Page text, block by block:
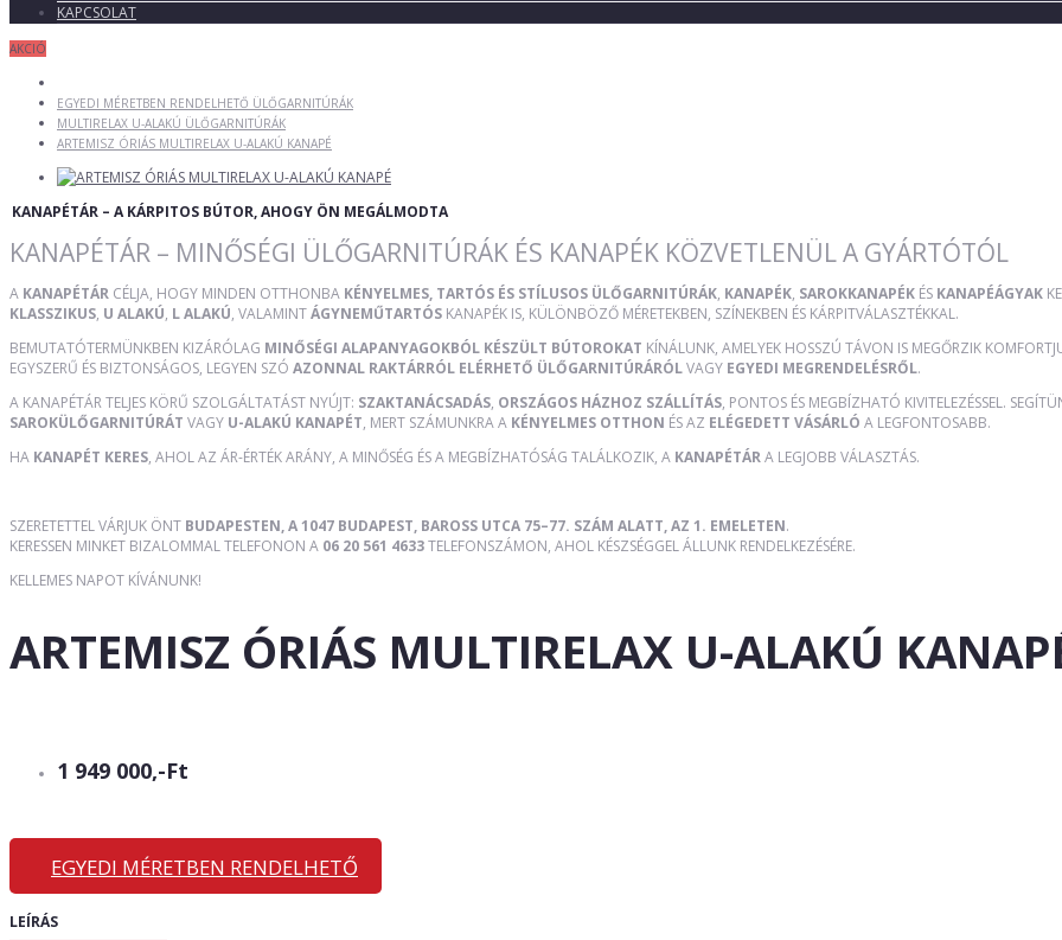
KAPCSOLAT
AKCIÓ
EGYEDI MÉRETBEN RENDELHETŐ ÜLŐGARNITÚRÁK
MULTIRELAX U-ALAKÚ ÜLŐGARNITÚRÁK
ARTEMISZ ÓRIÁS MULTIRELAX U-ALAKÚ KANAPÉ
KANAPÉTÁR – A KÁRPITOS BÚTOR, AHOGY ÖN MEGÁLMODTA
KANAPÉTÁR – MINŐSÉGI ÜLŐGARNITÚRÁK ÉS KANAPÉK KÖZVETLENÜL A GYÁRTÓTÓL
A KANAPÉTÁR CÉLJA, HOGY MINDEN OTTHONBA KÉNYELMES, TARTÓS ÉS STÍLUSOS ÜLŐGARNITÚRÁK, KANAPÉK, SAROKKANAPÉK ÉS KANAPÉÁGYAK
KLASSZIKUS, U ALAKÚ, L ALAKÚ, VALAMINTÁGYNEMŰTARTÓS KANAPÉK IS, KÜLÖNBÖZŐ MÉRETEKBEN, SZÍNEKBEN ÉS KÁRPITVÁLASZTÉKKAL.
BEMUTATÓTERMÜNKBEN KIZÁRÓLAG MINŐSÉGI ALAPANYAGOKBÓL KÉSZÜLT BÚTOROKAT KÍNÁLUNK, AMELYEK HOSSZÚ TÁVON IS MEGŐRZIK
EGYSZERŰ ÉS BIZTONSÁGOS, LEGYEN SZÓ AZONNAL RAKTÁRRÓL ELÉRHETŐ ÜLŐGARNITÚRÁRÓLVAGY EGYEDI MEGRENDELÉSRŐL.
A KANAPÉTÁR TELJES KÖRŰ SZOLGÁLTATÁST NYÚJT: SZAKTANÁCSADÁS, ORSZÁGOS HÁZHOZ SZÁLLÍTÁS, PONTOS ÉS MEGBÍZHATÓ KIVITELEZÉSSEL.
SAROKÜLŐGARNITÚRÁT VAGY U-ALAKÚ KANAPÉT, MERT SZÁMUNKRA A KÉNYELMES OTTHON ÉS AZ ELÉGEDETT VÁSÁRLÓ A LEGFONTOSABB.
HA KANAPÉT KERES, AHOL AZ ÁR-ÉRTÉK ARÁNY, A MINŐSÉG ÉS A MEGBÍZHATÓSÁG TALÁLKOZIK, A KANAPÉTÁRA LEGJOBB VÁLASZTÁS.
SZERETETTEL VÁRJUK ÖNT BUDAPESTEN, A 1047 BUDAPEST, BAROSS UTCA 75–77. SZÁM ALATT, AZ 1. EMELETEN.
KERESSEN MINKET BIZALOMMAL TELEFONON A 06 20 561 4633TELEFONSZÁMON, AHOL KÉSZSÉGGEL ÁLLUNK RENDELKEZÉSÉRE.
KELLEMES NAPOT KÍVÁNUNK!
ARTEMISZ ÓRIÁS MULTIRELAX U-ALAKÚ
1 949 000,-Ft
EGYEDI MÉRETBEN RENDELHETŐ
LEÍRÁS